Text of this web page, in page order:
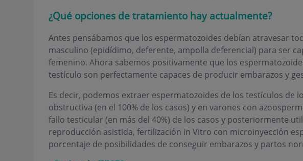
¿Qué opciones de tratamiento hay actualmente?
Antes pensábamos que los espermatozoides debían atravesar
masculino (epidídimo, deferente, ampolla deferencial) para ser
femenino. Ahora sabemos positivamente que los
testículo son perfectamente capaces de producir embarazos y
Es decir, podemos extraer espermatozoides de los testículos de
obstructiva (en el 100% de los casos) y en varones con
fallo testicular (en más del 40%) de los casos y posteriormente
reproducción asistida, fertilización in Vitro con microinyección
porcentaje de posibilidades de conseguir embarazos y partos